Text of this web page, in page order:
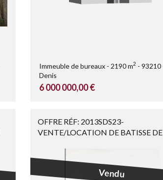
Immeuble de bureaux 2190 m2 93210
Denis
6 000 000,00 €
OFFRE RÉF: 2013SDS23-
VENTE/LOCATION DE BATISSE DE
Vendu